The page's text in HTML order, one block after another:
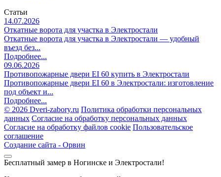
Статьи
14.07.2026
Откатные ворота для участка в Электростали
Откатные ворота для участка в Электростали — удобный
въезд без...
Подробнее...
09.06.2026
Противопожарные двери EI 60 купить в Электростали
Противопожарные двери EI 60 в Электростали: изготовление
под объект и...
Подробнее...
© 2026 Dveri-zabory.ru Политика обработки персональных
данных Согласие на обработку персональных данных
Согласие на обработку файлов cookie Пользовательское
соглашение
Создание сайта - Орвин
Бесплатный замер в Ногинске и Электростали!